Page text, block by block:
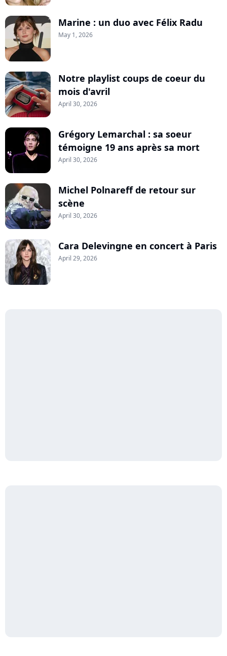
Marine : un duo avec Félix Radu
May 1, 2026
Notre playlist coups de coeur du
mois d'avril
April 30, 2026
Grégory Lemarchal : sa soeur
témoigne 19 ans après sa mort
April 30, 2026
Michel Polnareff de retour sur
scène
April 30, 2026
Cara Delevingne en concert à Paris
April 29, 2026